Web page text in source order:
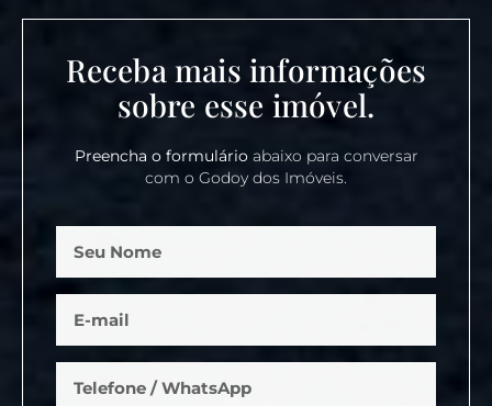
Receba mais informações
sobre esse imóvel.
Preencha o formulárioabaixo para conversar
com o Godoy dos Imóveis.